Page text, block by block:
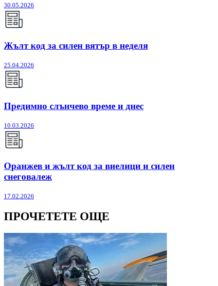
30.05.2026
Жълт код за силен вятър в неделя
25.04.2026
Предимно слънчево време и днес
10.03.2026
Оранжев и жълт код за виелици и силен
снеговалеж
17.02.2026
ПРОЧЕТЕТЕ ОЩЕ